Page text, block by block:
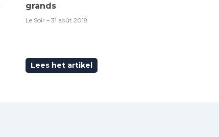
grands
Le Soir – 31 août 2018
Lees het artikel